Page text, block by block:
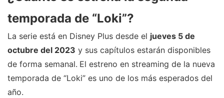
temporada de “Loki”?
La serie está en Disney Plus desde el jueves 5 de
octubre del 2023 y sus capítulos estarán disponibles
de forma semanal. El estreno en streaming de la nueva
temporada de “Loki” es uno de los más esperados del
año.